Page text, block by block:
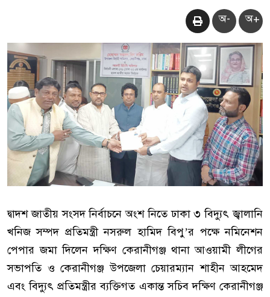
অ- অ+
দ্বাদশ জাতীয় সংসদ নির্বাচনে অংশ নিতে ঢাকা ৩ বিদ্যুৎ জ্বালানি
খনিজ সম্পদ প্রতিমন্ত্রী নসরুল হামিদ বিপু’র পক্ষে নমিনেশন
পেপার জমা দিলেন দক্ষিণ কেরানীগঞ্জ থানা আওয়ামী লীগের
সভাপতি ও কেরানীগঞ্জ উপজেলা চেয়ারম্যান শাহীন আহমেদ
এবং বিদ্যুৎ প্রতিমন্ত্রীর ব্যক্তিগত একান্ত সচিব দক্ষিণ কেরানীগঞ্জ